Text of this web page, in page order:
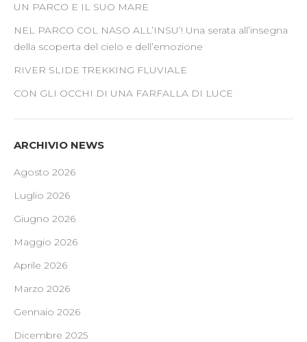
UN PARCO E IL SUO MARE
NEL PARCO COL NASO ALL’INSU’! Una serata all’insegna
della scoperta del cielo e dell’emozione
RIVER SLIDE TREKKING FLUVIALE
CON GLI OCCHI DI UNA FARFALLA DI LUCE
ARCHIVIO NEWS
Agosto 2026
Luglio 2026
Giugno 2026
Maggio 2026
Aprile 2026
Marzo 2026
Gennaio 2026
Dicembre 2025